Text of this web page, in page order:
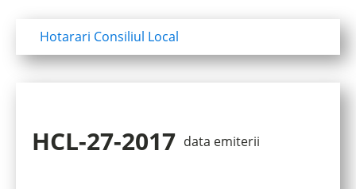
Hotarari Consiliul Local
HCL-27-2017 data emiterii